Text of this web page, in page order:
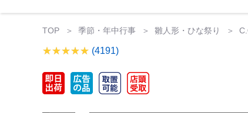
TOP 季節・年中行事 雛人形・ひな祭り
(4191)